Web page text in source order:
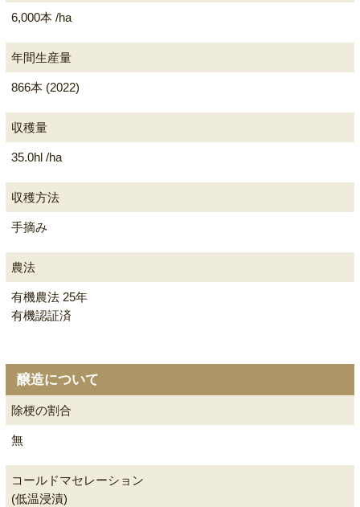
6,000本 /ha
年間生産量
866本 (2022)
収穫量
35.0hl /ha
収穫方法
手摘み
農法
有機農法 25年
有機認証済
醸造について
除梗の割合
無
コールドマセレーション
(低温浸漬)